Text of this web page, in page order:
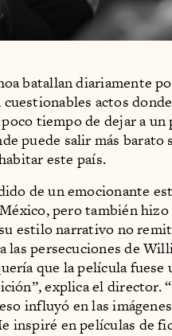
batallan diariamente
actos
tiempo de dejar a
puede salir más
este país.
de un emocionante
pero también hizo
estilo narrativo no
las persecuciones de
que la película fuese
explica el director.
influyó en las
inspiré en películas de